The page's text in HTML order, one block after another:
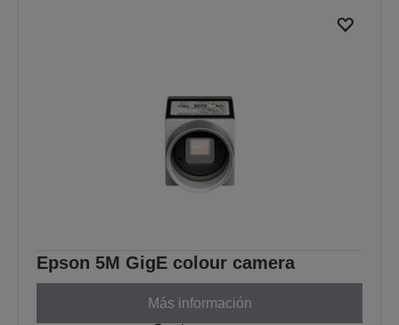
Epson 5M GigE colour camera
Más información